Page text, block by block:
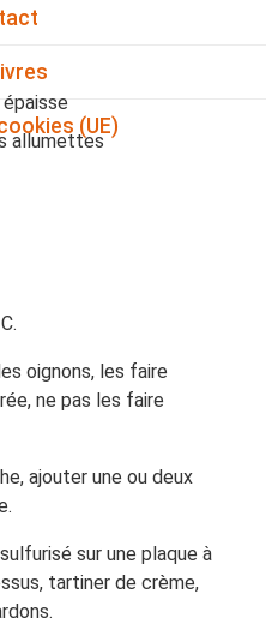
(UE)
allumettes
oignons, les faire
ne pas les faire
ajouter une ou deux
sur une plaque à
tartiner de crème,